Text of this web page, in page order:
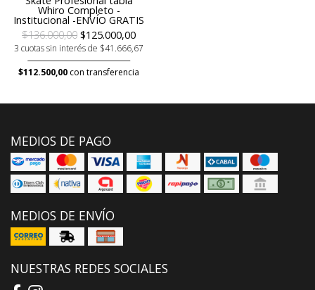
Whiro Completo -
Institucional -ENVÍO GRATIS
$136.000,00 $125.000,00
3 cuotas sin interés de $41.666,67
$112.500,00 con transferencia
MEDIOS DE PAGO
MEDIOS DE ENVÍO
NUESTRAS REDES SOCIALES